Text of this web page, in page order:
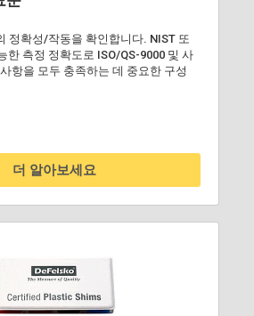
정확성/작동을 확인합니다. NIST 또
한 측정 정확도로 ISO/QS-9000 및 사
항을 모두 충족하는 데 중요한 구성
더 알아보세요